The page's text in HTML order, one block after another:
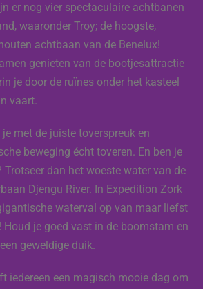
er nog vier spectaculaire achtbanen
waaronder Troy; de hoogste,
achtbaan van de Benelux!
genieten van de bootjesattractie
je door de ruïnes onder het kasteel
vaart.
met de juiste toverspreuk en
beweging écht toveren. En ben je
Trotseer dan het woeste water van de
Djengu River. In Expedition Zork
waterval op van maar liefst
je goed vast in de boomstam en
geweldige duik.
iedereen een magisch mooie dag om